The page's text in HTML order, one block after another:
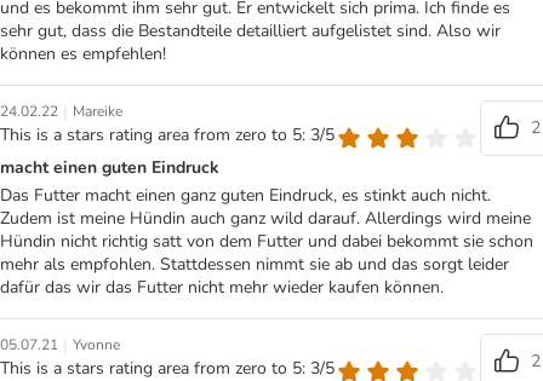
und es bekommt ihm sehr gut. Er entwickelt sich prima. Ich finde es
sehr gut, dass die Bestandteile detailliert aufgelistet sind. Also wir
können es empfehlen!
24.02.22 | Mareike
This is a stars rating area from zero to 5: 3/5
2
macht einen guten Eindruck
Das Futter macht einen ganz guten Eindruck, es stinkt auch nicht.
Zudem ist meine Hündin auch ganz wild darauf. Allerdings wird meine
Hündin nicht richtig satt von dem Futter und dabei bekommt sie schon
mehr als empfohlen. Stattdessen nimmt sie ab und das sorgt leider
dafür das wir das Futter nicht mehr wieder kaufen können.
05.07.21 | Yvonne
This is a stars rating area from zero to 5: 3/5
2